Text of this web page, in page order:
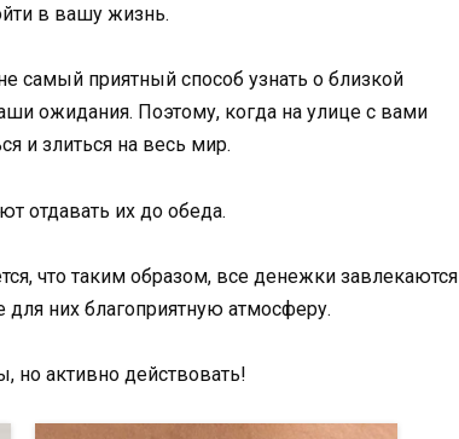
в вашу жизнь.
самый приятный способ узнать о близкой
ожидания. Поэтому, когда на улице с вами
и злиться на весь мир.
отдавать их до обеда.
что таким образом, все денежки завлекаются
них благоприятную атмосферу.
но активно действовать!